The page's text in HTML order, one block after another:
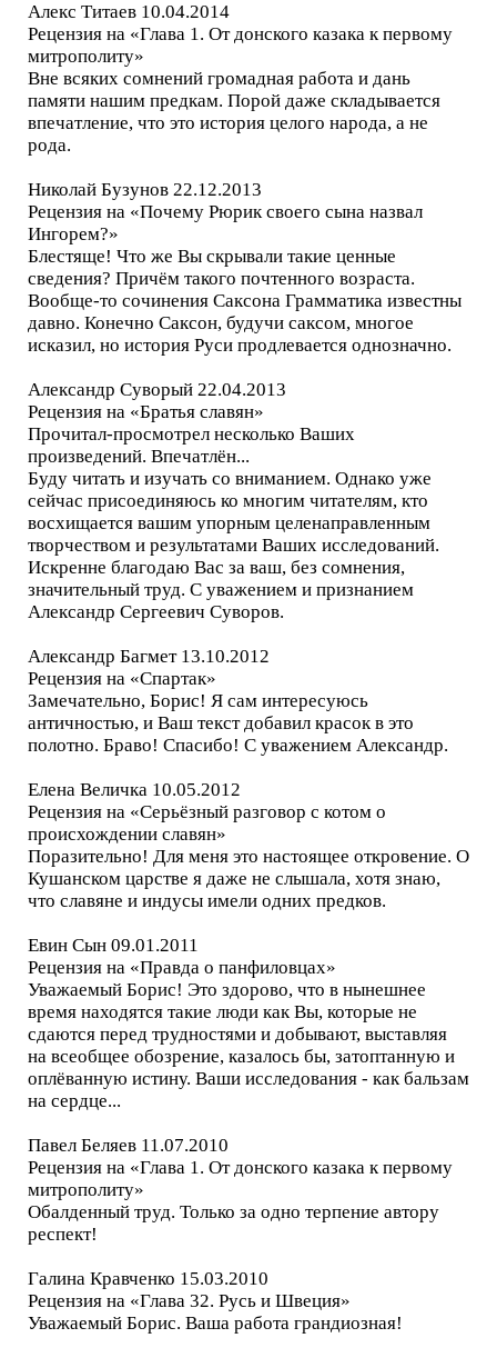
Алекс Титаев 10.04.2014
Рецензия на «Глава 1. От донского казака к первому
митрополиту»
Вне всяких сомнений громадная работа и дань
памяти нашим предкам. Порой даже складывается
впечатление, что это история целого народа, а не
рода.
Николай Бузунов 22.12.2013
Рецензия на «Почему Рюрик своего сына назвал
Ингорем?»
Блестяще! Что же Вы скрывали такие ценные
сведения? Причём такого почтенного возраста.
Вообще-то сочинения Саксона Грамматика известны
давно. Конечно Саксон, будучи саксом, многое
исказил, но история Руси продлевается однозначно.
Александр Суворый 22.04.2013
Рецензия на «Братья славян»
Прочитал-просмотрел несколько Ваших
произведений. Впечатлён...
Буду читать и изучать со вниманием. Однако уже
сейчас присоединяюсь ко многим читателям, кто
восхищается вашим упорным целенаправленным
творчеством и результатами Ваших исследований.
Искренне благодаю Вас за ваш, без сомнения,
значительный труд. С уважением и признанием
Александр Сергеевич Суворов.
Александр Багмет 13.10.2012
Рецензия на «Спартак»
Замечательно, Борис! Я сам интересуюсь
античностью, и Ваш текст добавил красок в это
полотно. Браво! Спасибо! С уважением Александр.
Елена Величка 10.05.2012
Рецензия на «Серьёзный разговор с котом о
происхождении славян»
Поразительно! Для меня это настоящее откровение. О
Кушанском царстве я даже не слышала, хотя знаю,
что славяне и индусы имели одних предков.
Евин Сын 09.01.2011
Рецензия на «Правда о панфиловцах»
Уважаемый Борис! Это здорово, что в нынешнее
время находятся такие люди как Вы, которые не
сдаются перед трудностями и добывают, выставляя
на всеобщее обозрение, казалось бы, затоптанную и
оплёванную истину. Ваши исследования - как бальзам
на сердце...
Павел Беляев 11.07.2010
Рецензия на «Глава 1. От донского казака к первому
митрополиту»
Обалденный труд. Только за одно терпение автору
респект!
Галина Кравченко 15.03.2010
Рецензия на «Глава 32. Русь и Швеция»
Уважаемый Борис. Ваша работа грандиозная!